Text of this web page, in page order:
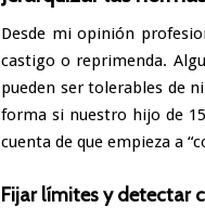
Desde mi opinión
castigo o reprimenda.
pueden ser tolerables de
forma si nuestro hijo de
cuenta de que empieza a
Fijar límites y detectar